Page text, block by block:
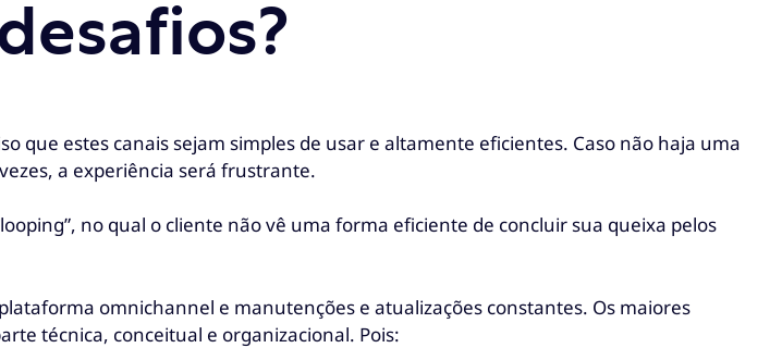
que estes canais sejam simples de usar e altamente eficientes. Caso não haja uma
a experiência será frustrante.
no qual o cliente não vê uma forma eficiente de concluir sua queixa pelos
omnichannel e manutenções e atualizações constantes. Os maiores
técnica, conceitual e organizacional. Pois: